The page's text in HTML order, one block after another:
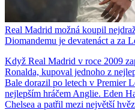
Real Madrid možná koupil
Diomandemu je devatenáct a za
Když Real Madrid v roce 2009
Ronalda, kupoval jednoho z
Bale dorazil po letech v Premier
nejlepším hráčem Anglie. Eden
Chelsea a patřil mezi největší